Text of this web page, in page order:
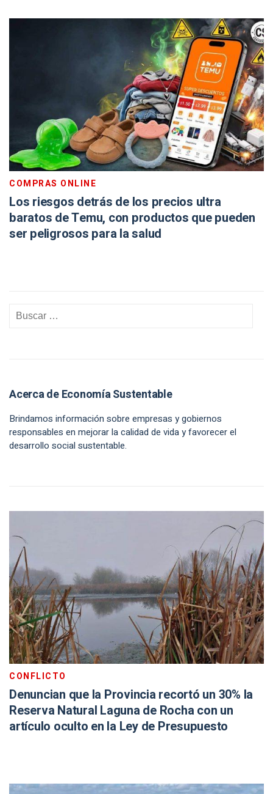
COMPRAS ONLINE
Los riesgos detrás de los precios ultra
baratos de Temu, con productos que pueden
ser peligrosos para la salud
Acerca de Economía Sustentable
Brindamos información sobre empresas y gobiernos
responsables en mejorar la calidad de vida y favorecer el
desarrollo social sustentable.
CONFLICTO
Denuncian que la Provincia recortó un 30% la
Reserva Natural Laguna de Rocha con un
artículo oculto en la Ley de Presupuesto